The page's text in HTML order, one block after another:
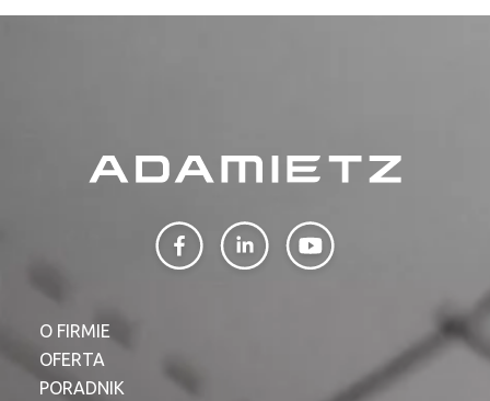
O FIRMIE
OFERTA
PORADNIK